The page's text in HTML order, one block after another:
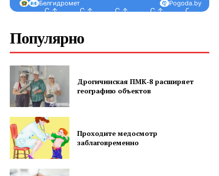
Наша гісторыя
Правила использования материалов
С ↑
С ↑
С ↑
С ↑
С ↑
Pogoda.by
Белгидромет
Популярно
Дрогичинская ПМК‑8 расширяет
географию объектов
Проходите медосмотр
заблаговременно